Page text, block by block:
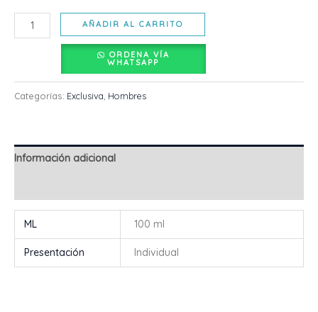
AÑADIR AL CARRITO
ORDENA VÍA
WHATSAPP
Categorías: Exclusiva Hombres
Información adicional
ML 100 ml
Presentación Individual